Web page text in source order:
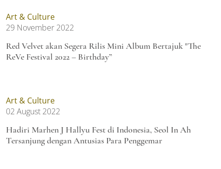
Art & Culture
29 November 2022
Red Velvet akan Segera Rilis Mini Album Bertajuk "The
ReVe Festival 2022 – Birthday”
Art & Culture
02 August 2022
Hadiri Marhen J Hallyu Fest di Indonesia, Seol In Ah
Tersanjung dengan Antusias Para Penggemar